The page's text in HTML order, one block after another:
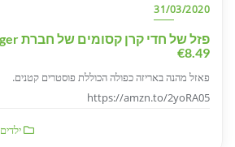
31/03/2020
€8.49
פאזל מהנה באריזה כפולה הכוללת פוסטרים קטנים.
https://amzn.to/2yoRA05
ילדים